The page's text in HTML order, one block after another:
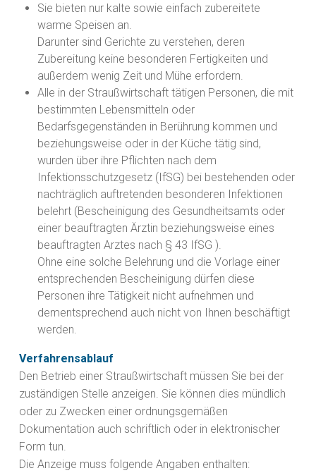
Sie bieten nur kalte sowie einfach zubereitete
warme Speisen an.
Darunter sind Gerichte zu verstehen, deren
Zubereitung keine besonderen Fertigkeiten und
außerdem wenig Zeit und Mühe erfordern.
Alle in der Straußwirtschaft tätigen Personen, die mit
bestimmten Lebensmitteln oder
Bedarfsgegenständen in Berührung kommen und
beziehungsweise oder in der Küche tätig sind,
wurden über ihre Pflichten nach dem
Infektionsschutzgesetz (IfSG) bei bestehenden oder
nachträglich auftretenden besonderen Infektionen
belehrt (Bescheinigung des Gesundheitsamts oder
einer beauftragten Ärztin beziehungsweise eines
beauftragten Arztes nach § 43 IfSG ).
Ohne eine solche Belehrung und die Vorlage einer
entsprechenden Bescheinigung dürfen diese
Personen ihre Tätigkeit nicht aufnehmen und
dementsprechend auch nicht von Ihnen beschäftigt
werden.
Verfahrensablauf
Den Betrieb einer Straußwirtschaft müssen Sie bei der
zuständigen Stelle anzeigen. Sie können dies mündlich
oder zu Zwecken einer ordnungsgemäßen
Dokumentation auch schriftlich oder in elektronischer
Form tun.
Die Anzeige muss folgende Angaben enthalten: